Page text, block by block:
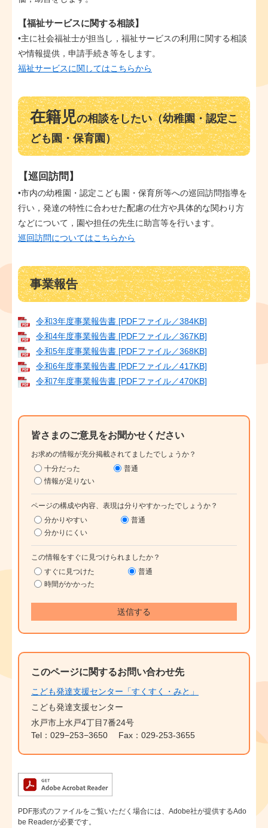
【福祉サービスに関する相談】
•主に社会福祉士が担当し，福祉サービスの利用に関する相談
や情報提供，申請手続き等をします。
福祉サービスに関してはこちらから
在籍児の相談をしたい（幼稚園・認定こ
ども園・保育園）
【巡回訪問】
•市内の幼稚園・認定こども園・保育所等への巡回訪問指導を
行い，発達の特性に合わせた配慮の仕方や具体的な関わり方
などについて，園や担任の先生に助言等を行います。
巡回訪問についてはこちらから
事業報告
令和3年度事業報告書 [PDFファイル／384KB]
令和4年度事業報告書 [PDFファイル／367KB]
令和5年度事業報告書 [PDFファイル／368KB]
令和6年度事業報告書 [PDFファイル／417KB]
令和7年度事業報告書 [PDFファイル／470KB]
皆さまのご意見をお聞かせください
お求めの情報が充分掲載されてましたでしょうか？
十分だった
普通
情報が足りない
ページの構成や内容、表現は分りやすかったでしょうか？
分かりやすい
普通
分かりにくい
この情報をすぐに見つけられましたか？
すぐに見つけた
普通
時間がかかった
このページに関するお問い合わせ先
こども発達支援センター「すくすく・みと」
こども発達支援センター
水戸市上水戸4丁目7番24号
Tel：029−253−3650
Fax：029-253-3655
PDF形式のファイルをご覧いただく場合には、Adobe社が提供するAdo
be Readerが必要です。